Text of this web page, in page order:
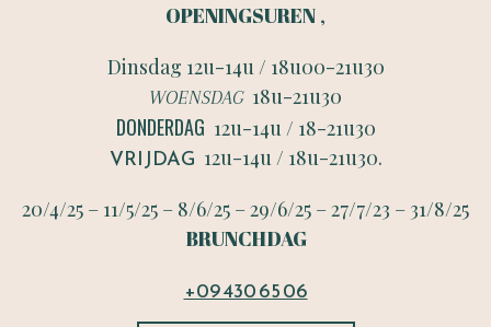
OPENINGSUREN ,
Dinsdag 12u-14u / 18u00-21u30
WOENSDAG18u-21u30
DONDERDAG 12u-14u / 18-21u30
VRIJDAG 12u-14u / 18u-21u30.
20/4/25 – 11/5/25 – 8/6/25 – 29/6/25 – 27/7/23 – 31/8/25
BRUNCHDAG
+09 430 65 06